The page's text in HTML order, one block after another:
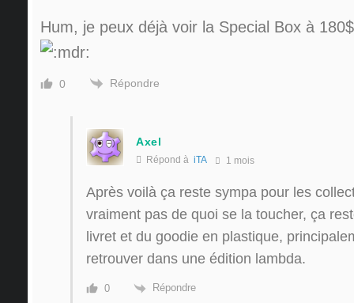
Hum, je peux déjà voir la Special Box à
0 Répondre
Axel
Répond à iTA 1 mois
Après voilà ça reste sympa pour les
vraiment pas de quoi se la toucher, ça
livret et du goodie en plastique,
retrouver dans une édition lambda.
0 Répondre